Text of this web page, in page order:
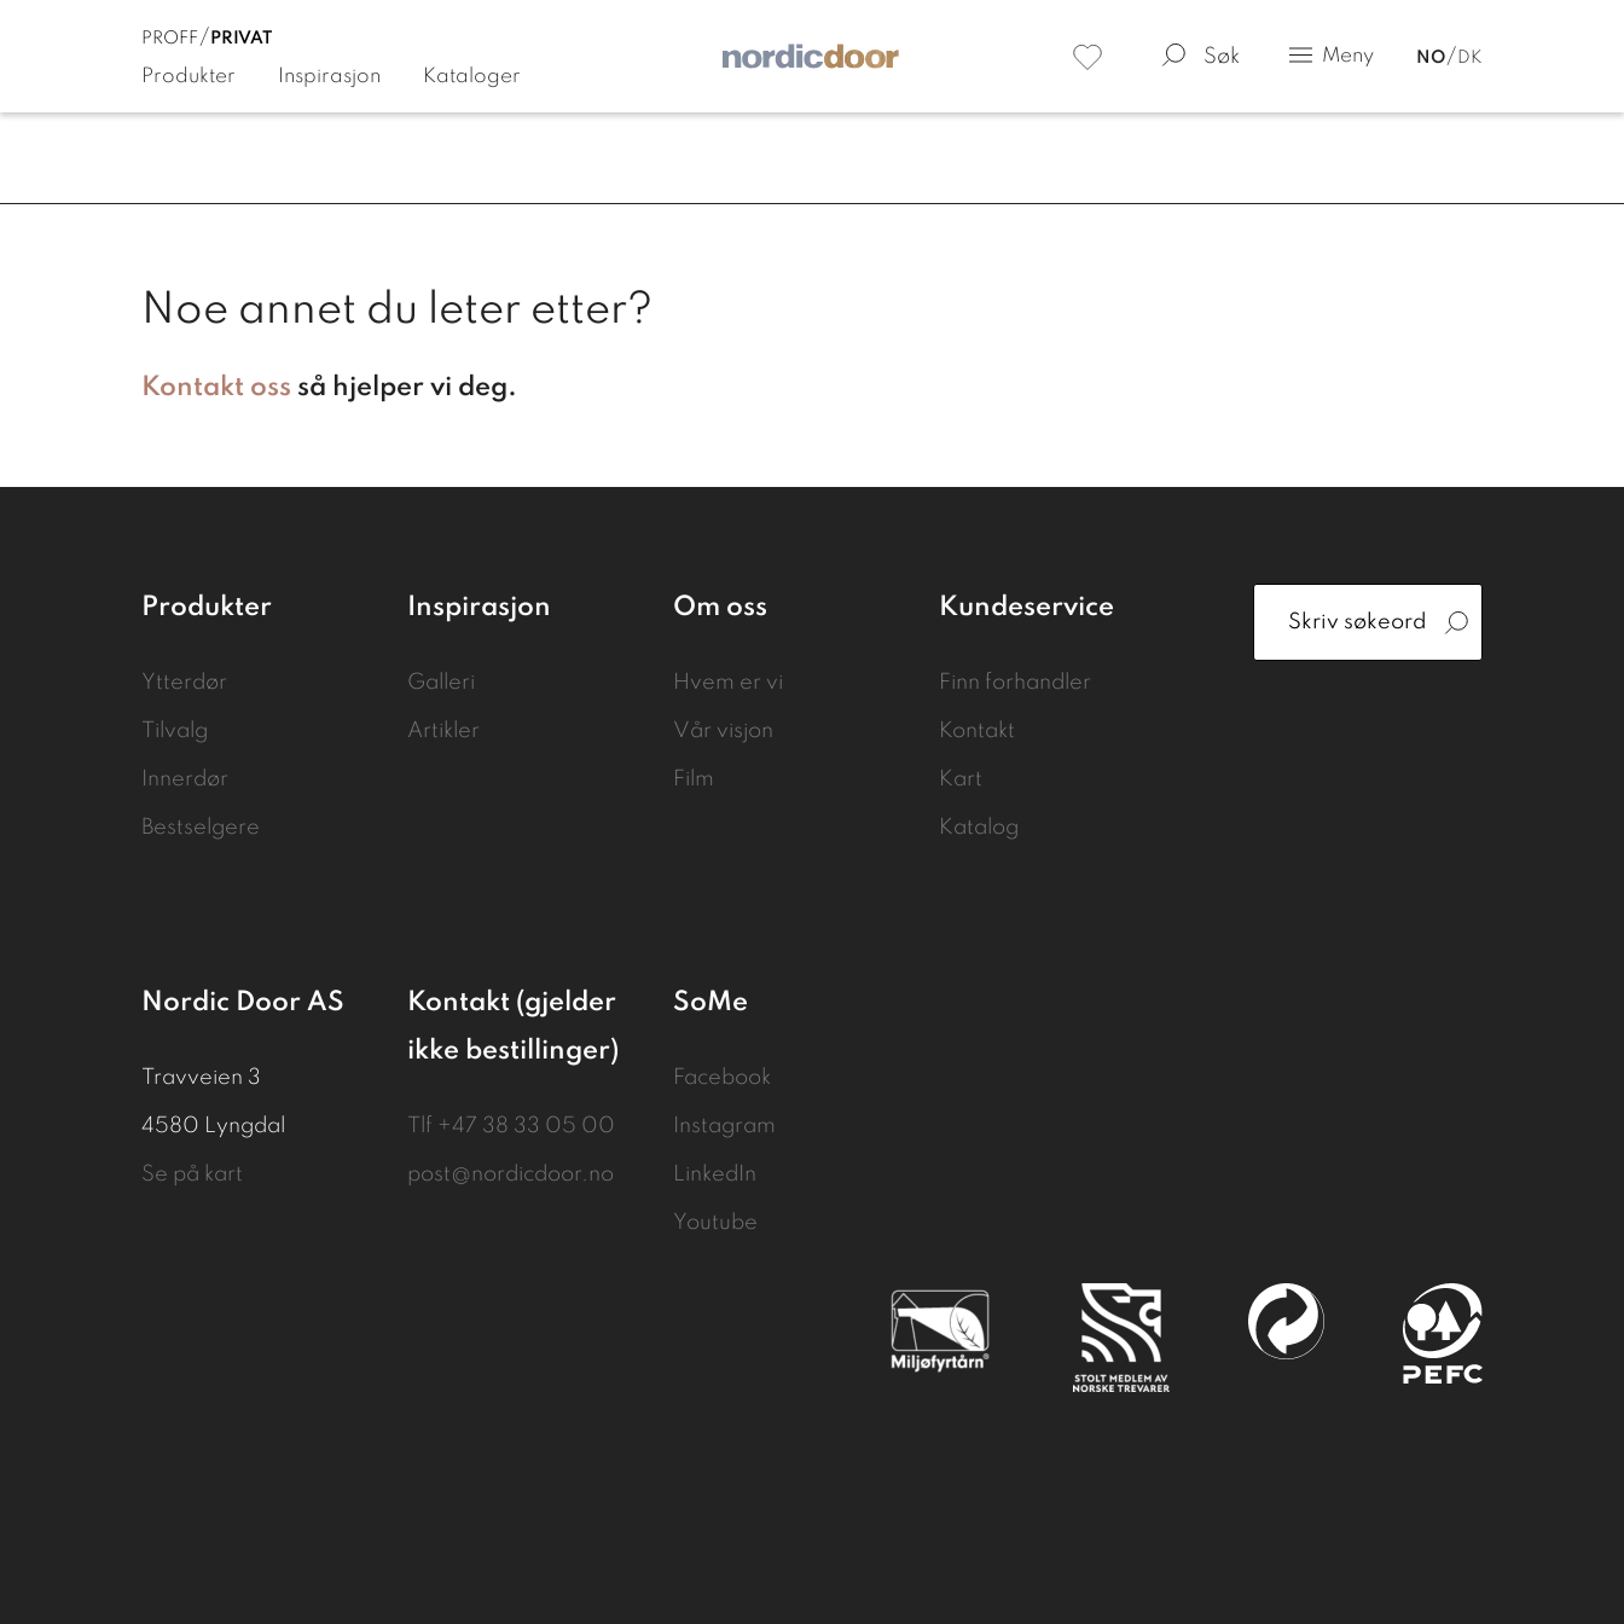
PROFF PRIVAT
Produkter Inspirasjon Kataloger
Søk Meny NO DK
Noe annet du leter etter?
Kontakt oss så hjelper vi deg.
Produkter
Ytterdør
Tilvalg
Innerdør
Bestselgere
Inspirasjon
Galleri
Artikler
Om oss
Hvem er vi
Vår visjon
Film
Kundeservice
Finn forhandler
Kontakt
Kart
Katalog
Nordic Door AS
Travveien 3
4580 Lyngdal
Se på kart
Kontakt (gjelder
ikke bestillinger)
Tlf +47 38 33 05 00
post@nordicdoor.no
SoMe
Facebook
Instagram
LinkedIn
Youtube